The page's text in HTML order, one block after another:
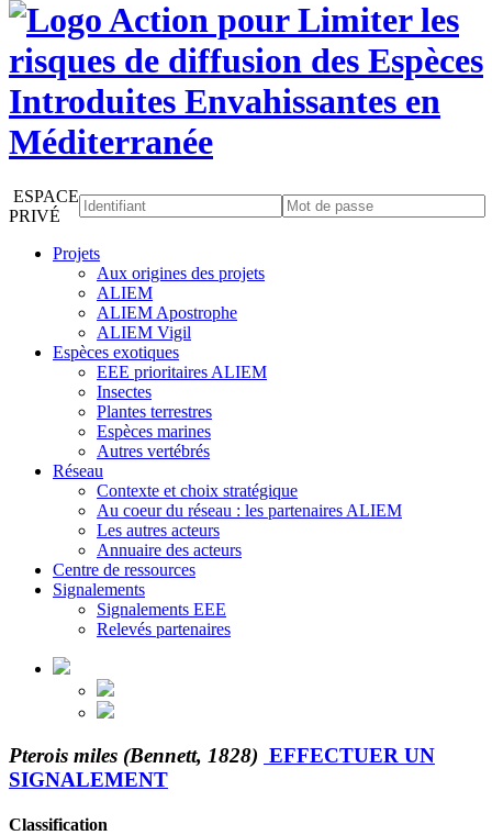
ESPACE
PRIVÉ
Projets
Aux origines des projets
ALIEM
ALIEM Apostrophe
ALIEM Vigil
Espèces exotiques
EEE prioritaires ALIEM
Insectes
Plantes terrestres
Espèces marines
Autres vertébrés
Réseau
Contexte et choix stratégique
Au coeur du réseau : les partenaires ALIEM
Les autres acteurs
Annuaire des acteurs
Centre de ressources
Signalements
Signalements EEE
Relevés partenaires
Pterois miles (Bennett, 1828) EFFECTUER UN
SIGNALEMENT
Classification